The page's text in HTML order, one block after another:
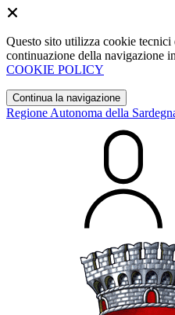
Questo sito utilizza cookie
continuazione della navigazione
COOKIE POLICY
Continua la navigazione
Regione Autonoma della